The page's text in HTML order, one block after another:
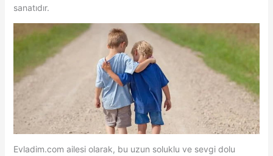
sanatıdır.
Evladim.com ailesi olarak, bu uzun soluklu ve sevgi dolu